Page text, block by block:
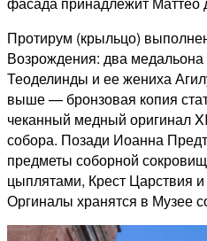
Протирум (крыльцо)
Возрождения: два
Теоделинды и ее жениха
выше — бронзовая копия
чеканный медный оригинал
собора. Позади Иоанна
предметы соборной
цыплятами, Крест
Оргиналы хранятся в Музее